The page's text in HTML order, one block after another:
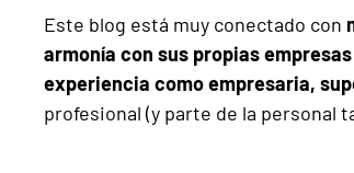
Este blog está muy conectado con
armonía con sus propias
experiencia como empresaria,
profesional (y parte de la personal